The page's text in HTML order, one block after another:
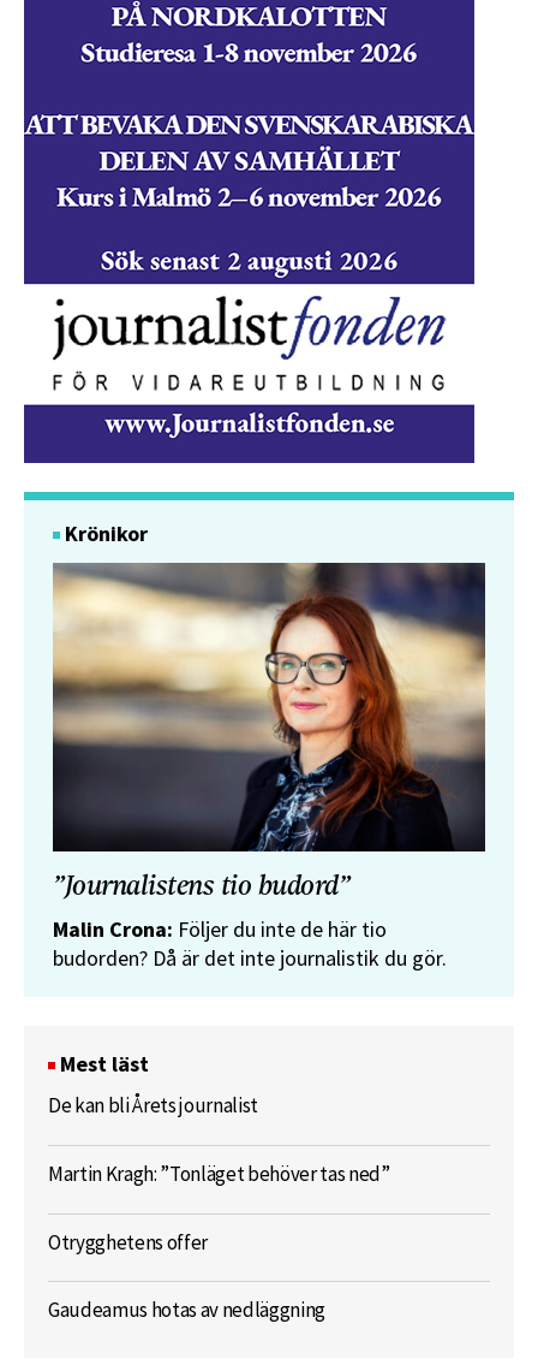
Krönikor
”Journalistens tio budord”
Malin Crona: Följer du inte de här tio
budorden? Då är det inte journalistik du gör.
Mest läst
De kan bli Årets journalist
Martin Kragh: ”Tonläget behöver tas ned”
Otrygghetens offer
Gaudeamus hotas av nedläggning